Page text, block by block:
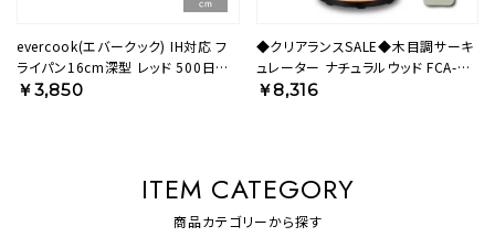
evercook(エバークック) IH対応 フ
ライパン16cm深型 レッド 500日保
証 EIDP16RD3【HO】
￥3,850
◆クリアランスSALE◆木目調サーキ
ュレーター ナチュラルウッド FCA-
183DNWD【KA】
￥8,316
ITEM CATEGORY
商品カテゴリーから探す